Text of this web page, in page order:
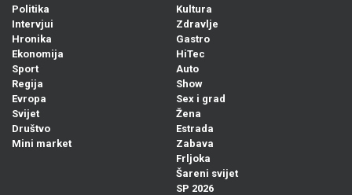
Politika
Intervjui
Hronika
Ekonomija
Sport
Regija
Evropa
Svijet
Društvo
Mini market
Kultura
Zdravlje
Gastro
HiTec
Auto
Show
Sex i grad
Žena
Estrada
Zabava
Frljoka
Šareni svijet
SP 2026